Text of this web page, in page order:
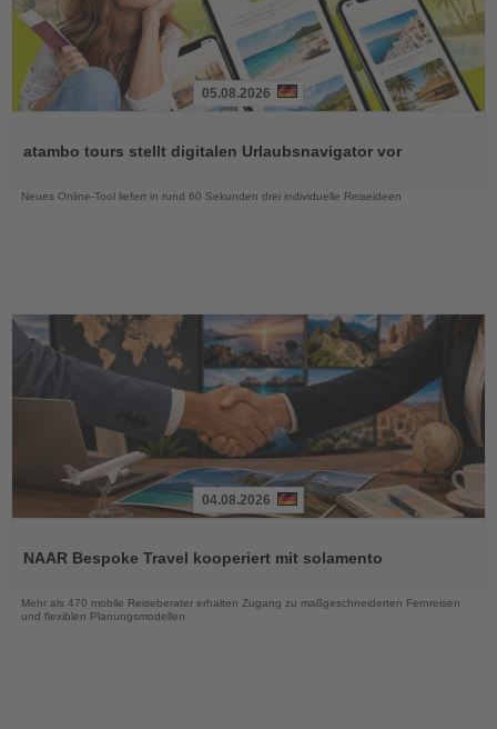
die
05.08.2026
atambo tours stellt digitalen Urlaubsnavigator vor
Neues Online-Tool liefert in rund 60 Sekunden drei individuelle Reiseideen
die
04.08.2026
NAAR Bespoke Travel kooperiert mit solamento
Mehr als 470 mobile Reiseberater erhalten Zugang zu maßgeschneiderten Fernreisen
und flexiblen Planungsmodellen